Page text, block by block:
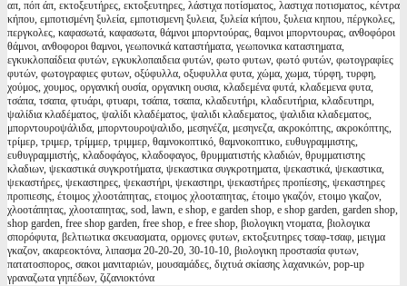
απ, πόπ άπ, εκτοξευτήρες, εκτοξευτηρες, λάστιχα ποτίσματος, λαστιχα ποτισματος, κέντρα
κήπου, εμποτισμένη ξυλεία, εμποτισμενη ξυλεια, ξυλεία κήπου, ξυλεια κηπου, πέργκολες,
περγκολες, καφασωτά, καφασωτα, θάμνοι μπορντούρας, θαμνοι μπορντουρας, ανθοφόροι
θάμνοι, ανθοφοροι θαμνοι, γεωπονικά καταστήματα, γεωπονικα καταστηματα,
εγκυκλοπαίδεια φυτών, εγκυκλοπαιδεια φυτών, φωτο φυτων, φωτό φυτών, φωτογραφίες
φυτών, φωτογραφιες φυτων, οξύφυλλα, οξυφυλλα φυτα, χώμα, χωμα, τύρφη, τυρφη,
χούμος, χουμος, οργανική ουσία, οργανικη ουσια, κλαδεμένα φυτά, κλαδεμενα φυτα,
τσάπα, τσαπα, φτυάρι, φτυαρι, τσάπα, τσαπα, κλαδευτήρι, κλαδευτήρια, κλαδευτηρι,
ψαλίδια κλαδέματος, ψαλίδι κλαδέματος, ψαλιδι κλαδεματος, ψαλιδια κλαδεματος,
μπορντουροψάλιδα, μπορντουροψαλιδο, μεσηνέζα, μεσηνεζα, ακροκόπτης, ακροκόπτης,
τρίμερ, τριμερ, τρίμμερ, τριμμερ, θαμνοκοπτικό, θαμνοκοπτικο, ευθυγραμμιστης,
ευθυγραμμιστής, κλαδοφάγος, κλαδοφαγος, θρυμματιστής κλαδιών, θρυμματιστης
κλαδιων, ψεκαστικά συγκροτήματα, ψεκαστικα συγκροτηματα, ψεκαστικά, ψεκαστικα,
ψεκαστήρες, ψεκαστηρες, ψεκαστήρι, ψεκαστηρι, ψεκαστήρες προπίεσης, ψεκαστηρες
προπιεσης, έτοιμος χλοοτάπητας, ετοιμος χλοοταπητας, έτοιμο γκαζόν, ετοιμο γκαζον,
χλοοτάπητας, χλοοταπητας, sod, lawn, e shop, e garden shop, e shop garden, garden shop,
shop garden, free shop garden, free shop, e free shop, βιολογικη ντοματα, βιολογικα
σπορόφυτα, βελτιωτικα σκευασματα, ορμονες φυτων, εκτοξευτηρες τσαφ-τσαφ, μειγμα
γκαζον, ακαρεοκτόνα, λιπασμα 20-20-20, 30-10-10, βιολογικη προστασία φυτων,
πατατοσπορος, σακοι μανιταριών, μουσαμάδες, διχτυά σκίασης λαχανικών, pop-up
γραναζωτα γηπέδων, ζιζανιοκτόνα